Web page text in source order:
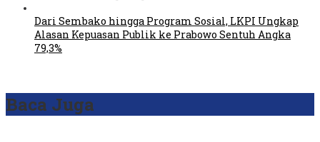
Dari Sembako hingga Program Sosial, LKPI Ungkap
Alasan Kepuasan Publik ke Prabowo Sentuh Angka
79,3%
Baca Juga